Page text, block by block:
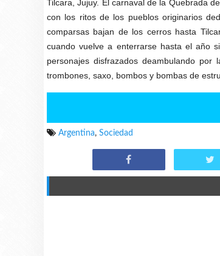
Tilcara, Jujuy. El carnaval de la Quebrada
con los ritos de los pueblos originarios
comparsas bajan de los cerros hasta
cuando vuelve a enterrarse hasta el año
personajes disfrazados deambulando
trombones, saxo, bombos y bombas de
Argentina, Sociedad